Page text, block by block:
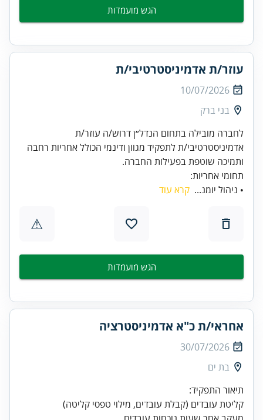
הגש מועמדות
עוזר/ת אדמיניסטרטיבי/ת
10/07/2026
בני ברק
לחברה מובילה בתחום הנדל״ן דרוש/ה עוזר/ת
אדמיניסטרטיבי/ת לתפקיד מגוון ודינמי הכולל אחריות רחבה
ותמיכה שוטפת בפעילות החברה.
תחומי אחריות:
• ניהול יומנ... קרא עוד
⚠
הגש מועמדות
אחראי/ת כ"א אדמיניסטרציה
30/07/2026
בת ים